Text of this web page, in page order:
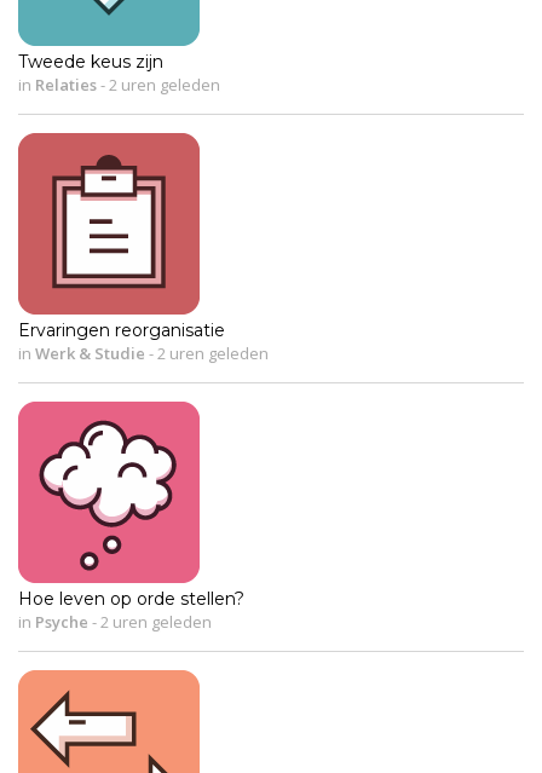
Tweede keus zijn
in Relaties-2 uren geleden
Ervaringen reorganisatie
in Werk & Studie -2 uren geleden
Hoe leven op orde stellen?
in Psyche -2 uren geleden